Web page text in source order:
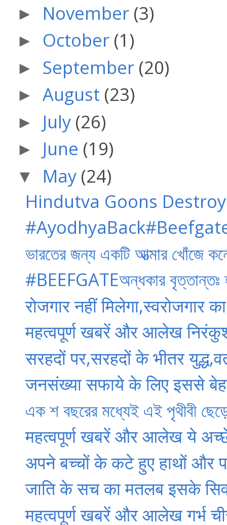
► November (3)
► October (1)
► September (20)
► August (23)
► July (26)
► June (19)
▼ May (24)
Hindutva Goons
ভারতের জন্য একটি আত্মার খোঁজে
#BEEFGATEঅন্ধকার বৃত্তান্তঃ
रोजगार नहीं मिलेगा,स्वरोजगार
महत्वपूर्ण खबरें और आलेख
सरहदों पर,सरहदों के भीतर
जनसंख्या सफाये के लिए इससे
এক শ বছরের মধ্যেই এই পৃথীবী
महत्वपूर्ण खबरें और आलेख ये
अपने बच्चों के कटे हुए हाथों और
जाति के सच का मतलब इसके
महत्वपूर्ण खबरें और आलेख गर्भ